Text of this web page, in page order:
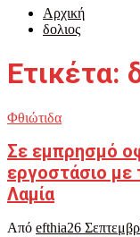
Αρχική
δολιος
Ετικέτα:
Φθιώτιδα
Σε εμπρησμό
εργοστάσιο με
Λαμία
Από efthia26